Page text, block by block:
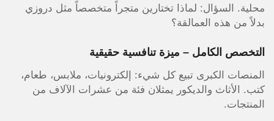
محلية. السؤال: لماذا تختارين متجراً متخصصاً مثل دروزي
بدلاً من هذه العمالقة؟
التخصص الكامل – ميزة تنافسية حقيقية
المنصات الكبرى تبيع كل شيء: إلكترونيات، ملابس، طعام،
كتب. الأثاث والديكور يمثلان فئة من عشرات الآلاف من
المنتجات.